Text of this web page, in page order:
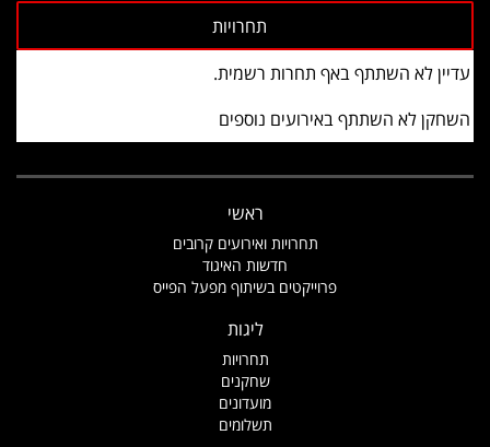
עדיין לא השתתף באף תחרות רשמית.
השחקן לא השתתף באירועים נוספים
ראשי
תחרויות ואירועים קרובים
חדשות האיגוד
פרוייקטים בשיתוף מפעל הפייס
ליגות
תחרויות
שחקנים
מועדונים
תשלומים